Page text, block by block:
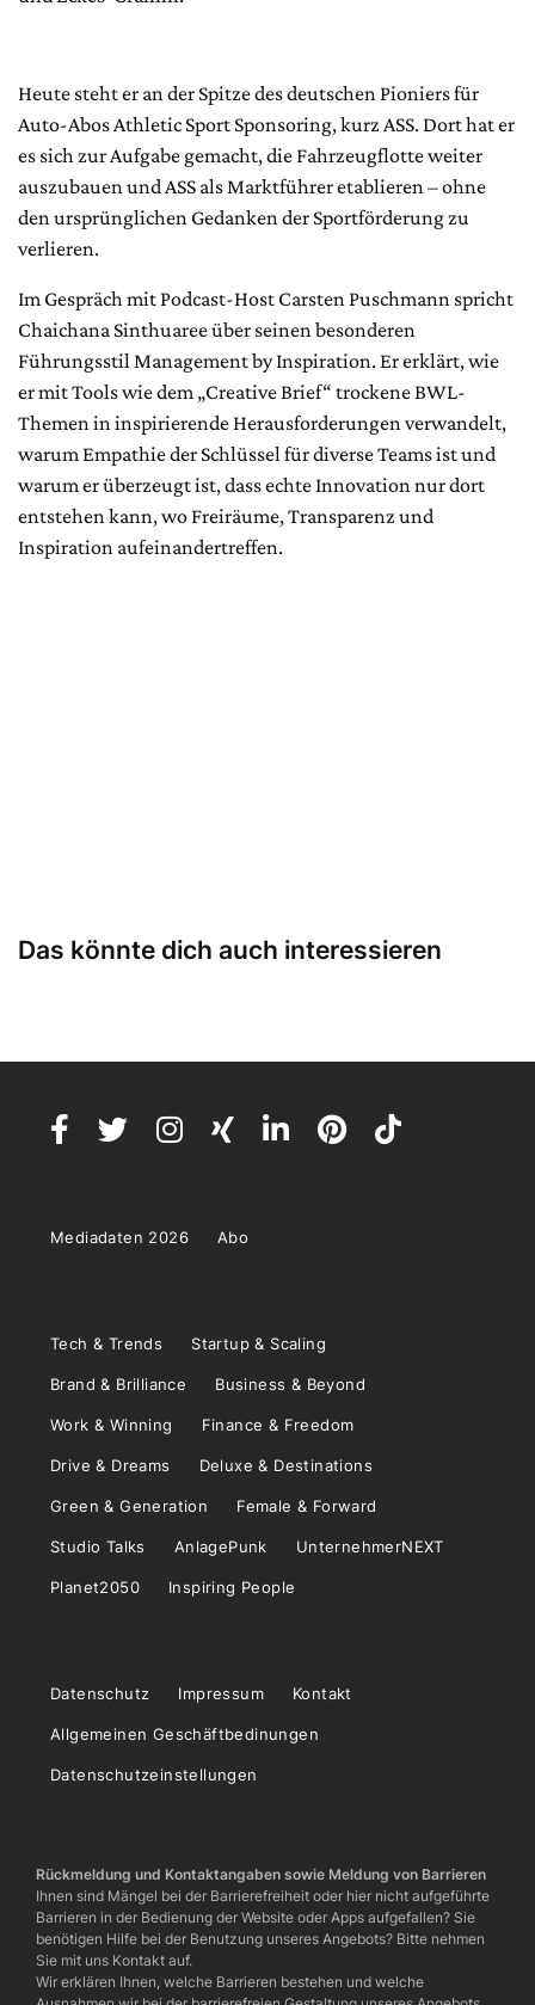
Heute steht er an der Spitze des deutschen Pioniers für
Auto-Abos Athletic Sport Sponsoring, kurz ASS. Dort hat er
es sich zur Aufgabe gemacht, die Fahrzeugflotte weiter
auszubauen und ASS als Marktführer etablieren – ohne
den ursprünglichen Gedanken der Sportförderung zu
verlieren.
Im Gespräch mit Podcast-Host Carsten Puschmann spricht
Chaichana Sinthuaree über seinen besonderen
Führungsstil Management by Inspiration. Er erklärt, wie
er mit Tools wie dem „Creative Brief“ trockene BWL-
Themen in inspirierende Herausforderungen verwandelt,
warum Empathie der Schlüssel für diverse Teams ist und
warum er überzeugt ist, dass echte Innovation nur dort
entstehen kann, wo Freiräume, Transparenz und
Inspiration aufeinandertreffen.
Das könnte dich auch interessieren
Mediadaten 2026 Abo
Tech & Trends Startup & Scaling
Brand & Brilliance Business & Beyond
Work & Winning Finance & Freedom
Drive & Dreams Deluxe & Destinations
Green & Generation Female & Forward
Studio Talks AnlagePunk UnternehmerNEXT
Planet2050 Inspiring People
Datenschutz Impressum Kontakt
Allgemeinen Geschäftbedinungen
Datenschutzeinstellungen
Rückmeldung und Kontaktangaben sowie Meldung von Barrieren
Ihnen sind Mängel bei der Barrierefreiheit oder hier nicht aufgeführte
Barrieren in der Bedienung der Website oder Apps aufgefallen? Sie
benötigen Hilfe bei der Benutzung unseres Angebots? Bitte nehmen
Sie mit uns Kontakt auf.
Wir erklären Ihnen, welche Barrieren bestehen und welche